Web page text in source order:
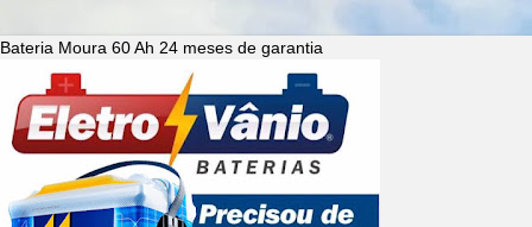
Bateria Moura 60 Ah 24 meses de garantia